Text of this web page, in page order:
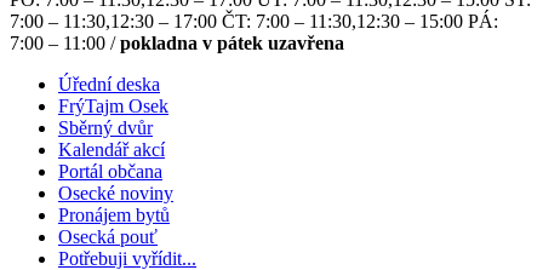
7:00 – 11:30,12:30 – 17:00 ČT: 7:00 – 11:30,12:30 – 15:00 PÁ:
7:00 – 11:00 /pokladna v pátek uzavřena
Úřední deska
FrýTajm Osek
Sběrný dvůr
Kalendář akcí
Portál občana
Osecké noviny
Pronájem bytů
Osecká pouť
Potřebuji vyřídit...